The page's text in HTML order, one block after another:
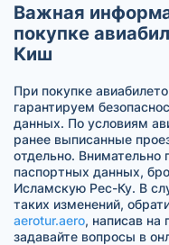
Важная
покупке
Киш
При покупке
гарантируем
данных. По условиям
ранее выписанные
отдельно. Внимательно
паспортных данных,
Исламскую Рес-Ку. В
таких изменений,
aerotur.aero, написав на
задавайте вопросы в